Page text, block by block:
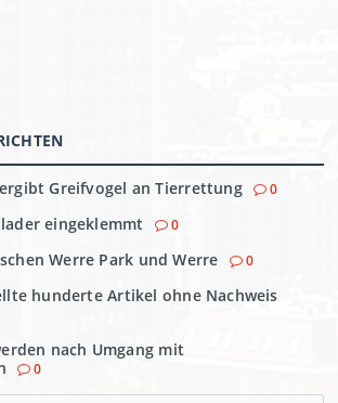
Greifvogel an Tierrettung 0
eingeklemmt 0
Werre Park und Werre 0
hunderte Artikel ohne Nachweis
nach Umgang mit
0